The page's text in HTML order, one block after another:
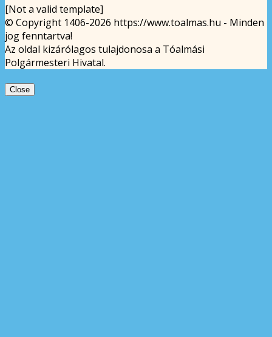
[Not a valid template]
© Copyright 1406-2026 https://www.toalmas.hu - Minden
jog fenntartva!
Az oldal kizárólagos tulajdonosa a Tóalmási
Polgármesteri Hivatal.
Close